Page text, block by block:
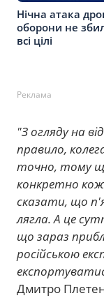
Нічна атака
оборони не
всі цілі
Реклама
"З огляду на
правило,
точно, тому
конкретно
сказати, що
лягла. А це
що зараз
російською
Дмитро